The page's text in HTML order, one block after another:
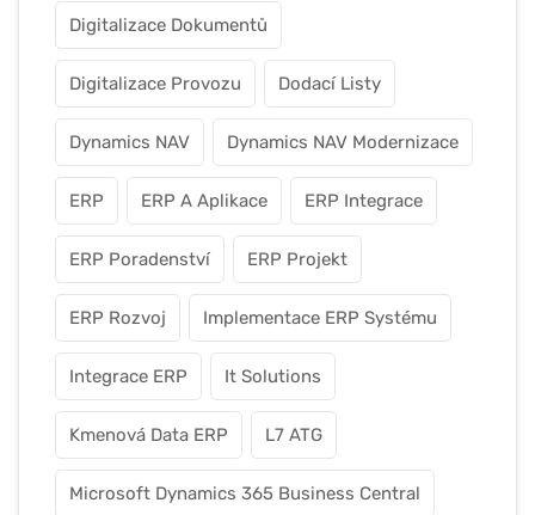
Digitalizace Dokumentů
Digitalizace Provozu Dodací Listy
Dynamics NAV Dynamics NAV Modernizace
ERP ERP A Aplikace ERP Integrace
ERP Poradenství ERP Projekt
ERP Rozvoj Implementace ERP Systému
Integrace ERP It Solutions
Kmenová Data ERP L7 ATG
Microsoft Dynamics 365 Business Central